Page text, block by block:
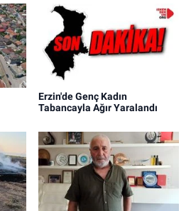
Erzin'de Genç Kadın
Tabancayla Ağır Yaralandı